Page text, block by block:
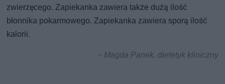
zwierzęcego. Zapiekanka zawiera także dużą ilość
błonnika pokarmowego. Zapiekanka zawiera sporą ilość
kalorii.
~ Magda Panek, dietetyk kliniczny